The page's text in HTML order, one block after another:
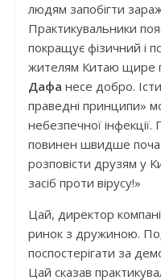
людям запобігти
Практикувальники
покращує фізичний і
жителям Китаю щире
Дафа несе добро.
праведні принципи»
небезпечної
повинен швидше
розповісти друзям у
засіб проти вірусу!»
Цай, директор
ринок з дружиною.
поспостерігати за
Цай сказав